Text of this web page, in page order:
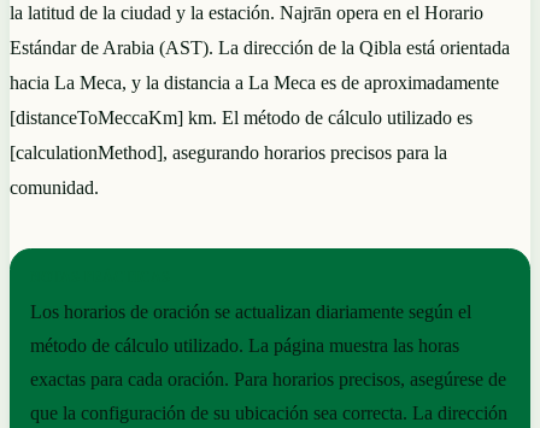
la latitud de la ciudad y la estación. Najrān opera en el Horario
Estándar de Arabia (AST). La dirección de la Qibla está orientada
hacia La Meca, y la distancia a La Meca es de aproximadamente
[distanceToMeccaKm] km. El método de cálculo utilizado es
[calculationMethod], asegurando horarios precisos para la
comunidad.
Los horarios de oración se actualizan diariamente según el
método de cálculo utilizado. La página muestra las horas
exactas para cada oración. Para horarios precisos, asegúrese de
que la configuración de su ubicación sea correcta. La dirección